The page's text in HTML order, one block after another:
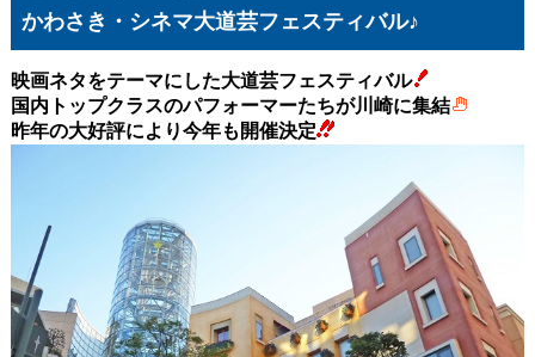
かわさき・シネマ大道芸フェスティバル♪
映画ネタをテーマにした大道芸フェスティバル
国内トップクラスのパフォーマーたちが川崎に集結
昨年の大好評により今年も開催決定